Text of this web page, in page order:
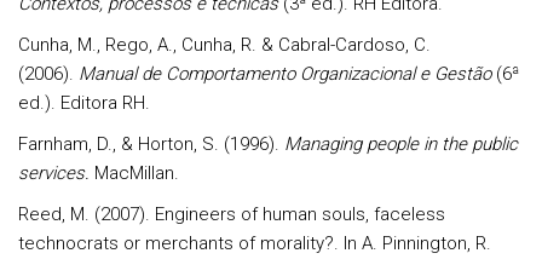
Cunha, M., Rego, A., Cunha, R. & Cabral-Cardoso, C.
(2006). Manual de Comportamento Organizacional e Gestão (6ª
ed.). Editora RH.
Farnham, D., & Horton, S. (1996). Managing people in the public
services. MacMillan.
Reed, M. (2007). Engineers of human souls, faceless
technocrats or merchants of morality?. In A. Pinnington, R.